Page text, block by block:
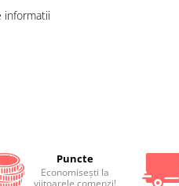
informatii
Puncte
Economiseşti la
viitoarele comenzi!